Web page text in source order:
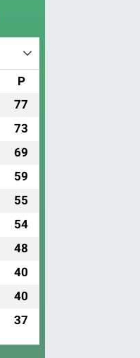
P
77
73
69
59
55
54
48
40
40
37